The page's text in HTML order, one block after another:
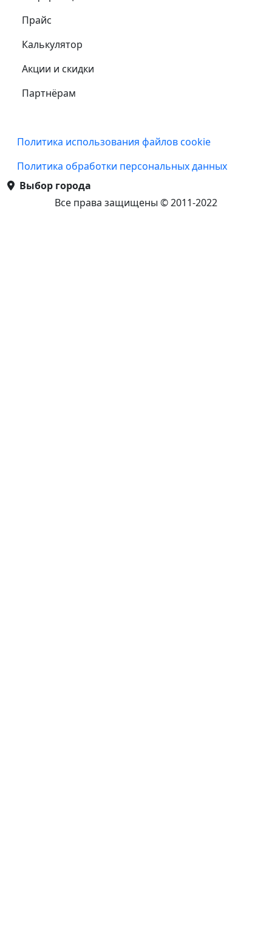
Прайс
Калькулятор
Акции и скидки
Партнёрам
Подвал
Политика использования файлов cookie
Политика обработки персональных данных
Выбор города
Все права защищены © 2011-2022